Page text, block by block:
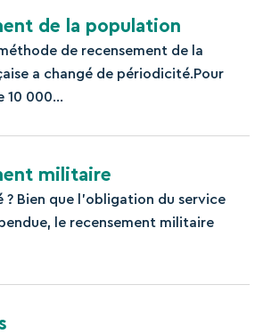
de la population
de recensement de la
a changé de périodicité.Pour
10 000...
militaire
? Bien que l’obligation du service
le recensement militaire